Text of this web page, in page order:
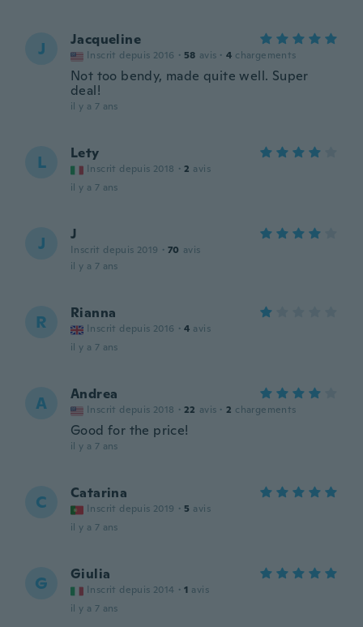
J Jacqueline
Inscrit depuis 2016 · 58 avis · 4 chargements
Not too bendy, made quite well. Super
deal!
il y a 7 ans
L Lety
Inscrit depuis 2018 · 2 avis
il y a 7 ans
J J
Inscrit depuis 2019 · 70 avis
il y a 7 ans
R Rianna
Inscrit depuis 2016 · 4 avis
il y a 7 ans
A Andrea
Inscrit depuis 2018 · 22 avis · 2 chargements
Good for the price!
il y a 7 ans
C Catarina
Inscrit depuis 2019 · 5 avis
il y a 7 ans
G Giulia
Inscrit depuis 2014 · 1 avis
il y a 7 ans